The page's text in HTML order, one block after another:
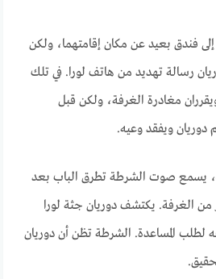
فندق بعيد عن مكان إقامتهما، ولكن
رسالة تهديد من هاتف لورا. في تلك
مغادرة الغرفة، ولكن قبل
دوريان ويفقد وعيه.
يسمع صوت الشرطة تطرق الباب بعد
من الغرفة. يكتشف دوريان جثة لورا
لطلب المساعدة. الشرطة تظن أن دوريان